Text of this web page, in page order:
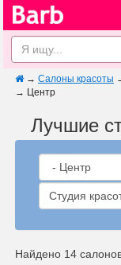
→ Салоны красоты
→ Центр
Лучшие
Студия
Найдено 14